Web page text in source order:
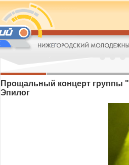
Прощальный концерт группы
Эпилог